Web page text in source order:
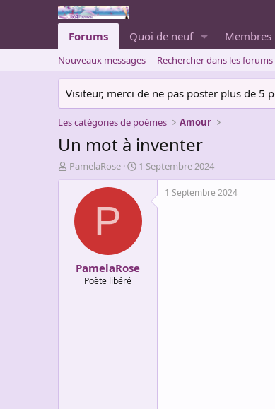
Forums Quoi de neuf Membres
Nouveaux messages Rechercher dans les forums
Visiteur, merci de ne pas poster plus de 5
Les catégories de poèmes Amour
Un mot à inventer
A
u
PamelaRose
D
a
e
d
e
d
b
1 Septembre 2024
P
PamelaRose
Poète libéré
1 Septembre 2024